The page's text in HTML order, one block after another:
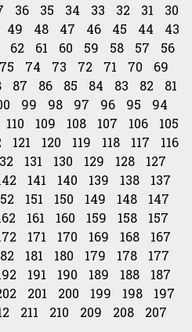
30
31
32
33
34
35
36
43
44
45
46
47
48
49
56
57
58
59
60
61
62
69
70
71
72
73
74
75
81
82
83
84
85
86
87
94
95
96
97
98
99
105
106
107
108
109
110
116
117
118
119
120
121
127
128
129
130
131
137
138
139
140
141
147
148
149
150
151
157
158
159
160
161
167
168
169
170
171
177
178
179
180
181
187
188
189
190
191
197
198
199
200
201
207
208
209
210
211